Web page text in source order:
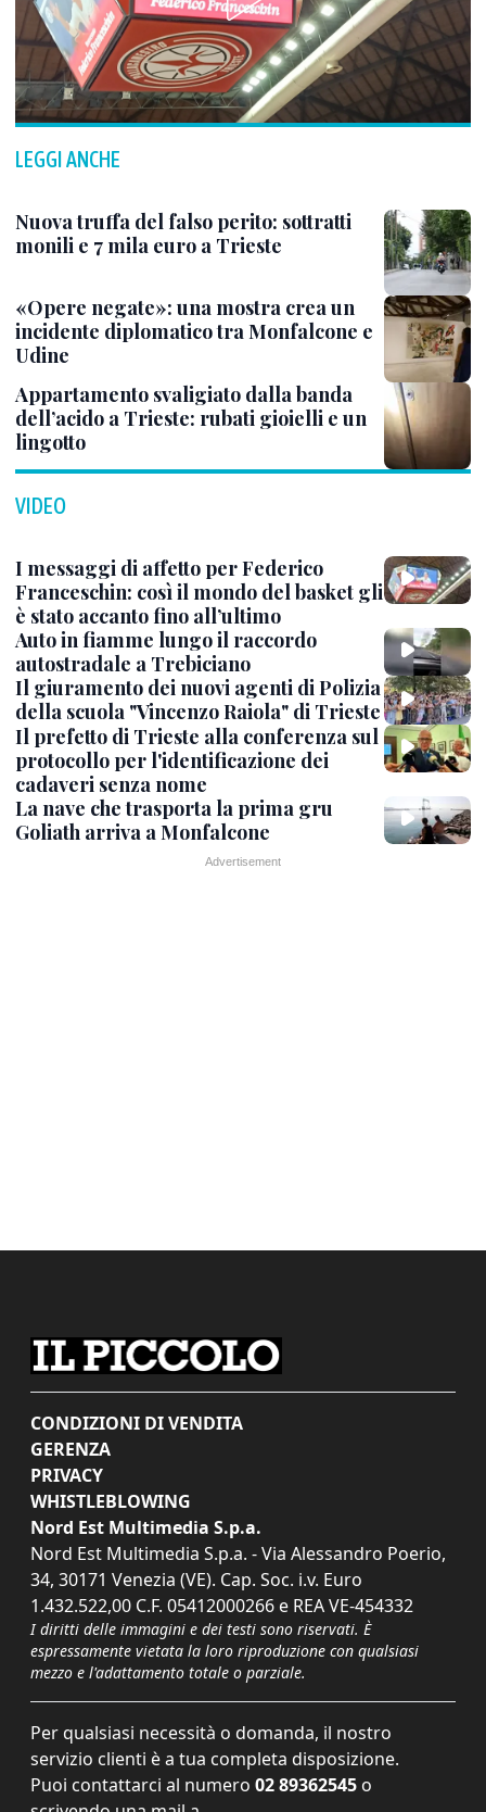
LEGGI ANCHE
Nuova truffa del falso perito: sottratti
monili e 7 mila euro a Trieste
«Opere negate»: una mostra crea un
incidente diplomatico tra Monfalcone e
Udine
Appartamento svaligiato dalla banda
dell’acido a Trieste: rubati gioielli e un
lingotto
VIDEO
I messaggi di affetto per Federico
Franceschin: così il mondo del basket gli
è stato accanto fino all’ultimo
Auto in fiamme lungo il raccordo
autostradale a Trebiciano
Il giuramento dei nuovi agenti di Polizia
della scuola "Vincenzo Raiola" di Trieste
Il prefetto di Trieste alla conferenza sul
protocollo per l'identificazione dei
cadaveri senza nome
La nave che trasporta la prima gru
Goliath arriva a Monfalcone
CONDIZIONI DI VENDITA
GERENZA
PRIVACY
WHISTLEBLOWING
Nord Est Multimedia S.p.a.
Nord Est Multimedia S.p.a. - Via Alessandro Poerio,
34, 30171 Venezia (VE). Cap. Soc. i.v. Euro
1.432.522,00 C.F. 05412000266 e REA VE-454332
I diritti delle immagini e dei testi sono riservati. È
espressamente vietata la loro riproduzione con qualsiasi
mezzo e l'adattamento totale o parziale.
Per qualsiasi necessità o domanda, il nostro
servizio clienti è a tua completa disposizione.
Puoi contattarci al numero 02 89362545 o